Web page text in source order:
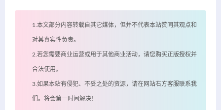
1.本文部分内容转载自其它媒体，但并不代表本站赞同其观点和
对其真实性负责。
2.若您需要商业运营或用于其他商业活动，请您购买正版授权并
合法使用。
3.如果本站有侵犯、不妥之处的资源，请在网站右方客服联系我
们。将会第一时间解决！